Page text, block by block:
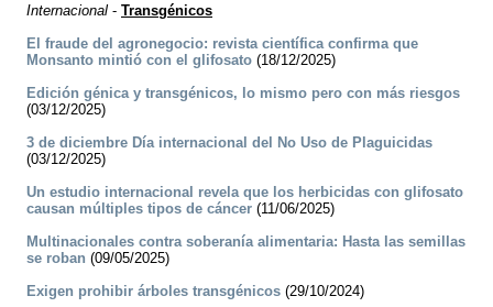
Internacional - Transgénicos
El fraude del agronegocio: revista científica confirma que
Monsanto mintió con el glifosato (18/12/2025)
Edición génica y transgénicos, lo mismo pero con más riesgos
(03/12/2025)
3 de diciembre Día internacional del No Uso de Plaguicidas
(03/12/2025)
Un estudio internacional revela que los herbicidas con glifosato
causan múltiples tipos de cáncer (11/06/2025)
Multinacionales contra soberanía alimentaria: Hasta las semillas
se roban (09/05/2025)
Exigen prohibir árboles transgénicos (29/10/2024)